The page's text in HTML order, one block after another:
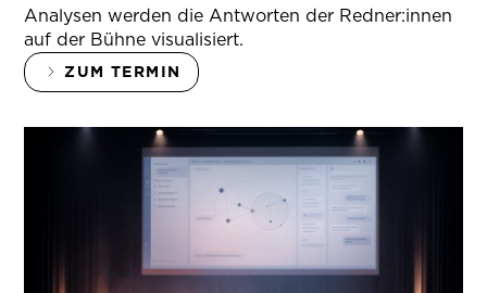
Analysen werden die Antworten der Redner:innen
auf der Bühne visualisiert.
ZUM TERMIN